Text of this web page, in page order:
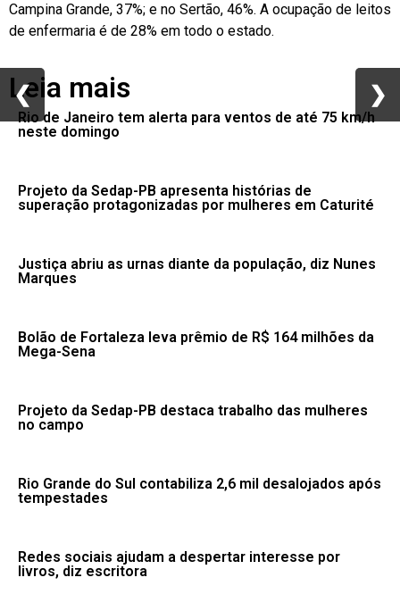
Campina Grande, 37%; e no Sertão, 46%. A ocupação de leitos
de enfermaria é de 28% em todo o estado.
Leia mais
Rio de Janeiro tem alerta para ventos de até 75 km/h
neste domingo
Projeto da Sedap-PB apresenta histórias de
superação protagonizadas por mulheres em Caturité
Justiça abriu as urnas diante da população, diz Nunes
Marques
Bolão de Fortaleza leva prêmio de R$ 164 milhões da
Mega-Sena
Projeto da Sedap-PB destaca trabalho das mulheres
no campo
Rio Grande do Sul contabiliza 2,6 mil desalojados após
tempestades
Redes sociais ajudam a despertar interesse por
livros, diz escritora
❮ ❯
❮ ❯